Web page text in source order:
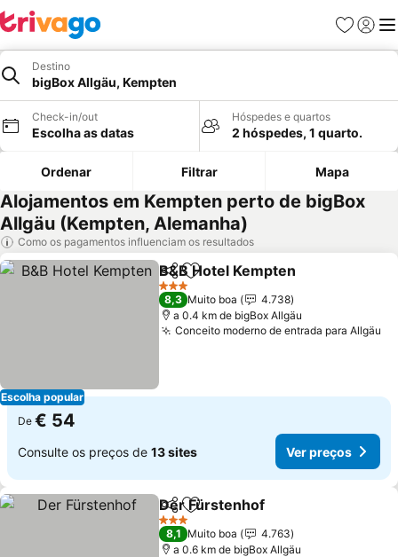
Favoritos
Iniciar
Destino
bigBox Allgäu, Kempten
Check-in/out
Escolha as datas
Hóspedes e quartos
2 hóspedes, 1 quarto.
Ordenar Filtrar Mapa
Alojamentos em Kempten perto de bigBox
Allgäu (Kempten, Alemanha)
Como os pagamentos influenciam os resultados
Escolha popular
PartilharAdicionar aos favoritos
B&B Hotel Kempten
3 Estrelas
8,3 Muito boa
4.738
a 0.4 km de bigBox Allgäu
Conceito moderno de entrada para Allgäu
De € 54
Consulte os preços de 13 sites Ver preços
PartilharAdicionar aos favoritos
Der Fürstenhof
3 Estrelas
8,1 Muito boa
4.763
a 0.6 km de bigBox Allgäu